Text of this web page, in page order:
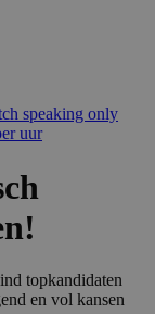
speaking only
uur
topkandidaten
en vol kansen